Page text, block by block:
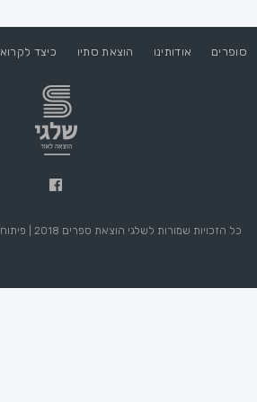
סופרים אודותינו הוצאת סתיו כיצד לקרוא
כל הזכויות שמורות לשלגי הוצאת ספרים 2018 | פיתוח אתר: